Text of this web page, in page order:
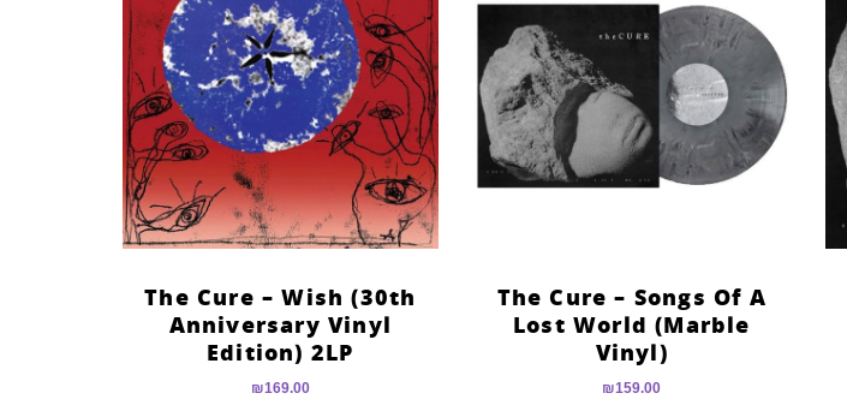
The Cure – Songs Of A
Lost World (Marble
Vinyl)
₪159.00
The Cure – Wish (30th
Anniversary Vinyl
Edition) 2LP
₪169.00